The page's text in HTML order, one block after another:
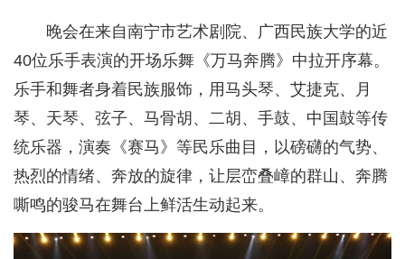
晚会在来自南宁市艺术剧院、广西民族大学的近
40位乐手表演的开场乐舞《万马奔腾》中拉开序幕。
乐手和舞者身着民族服饰，用马头琴、艾捷克、月
琴、天琴、弦子、马骨胡、二胡、手鼓、中国鼓等传
统乐器，演奏《赛马》等民乐曲目，以磅礴的气势、
热烈的情绪、奔放的旋律，让层峦叠嶂的群山、奔腾
嘶鸣的骏马在舞台上鲜活生动起来。